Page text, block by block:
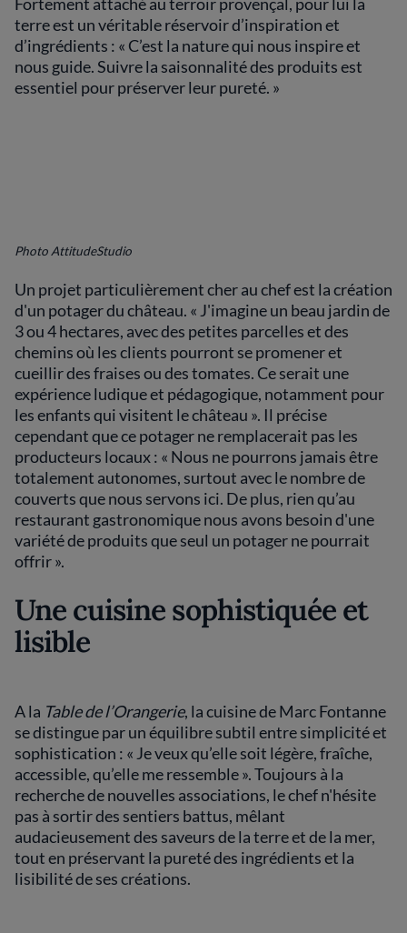
terre est un véritable réservoir d’inspiration et
d’ingrédients : « C’est la nature qui nous inspire et
nous guide. Suivre la saisonnalité des produits est
essentiel pour préserver leur pureté. »
Photo AttitudeStudio
Un projet particulièrement cher au chef est la création
d'un potager du château. « J'imagine un beau jardin de
3 ou 4 hectares, avec des petites parcelles et des
chemins où les clients pourront se promener et
cueillir des fraises ou des tomates. Ce serait une
expérience ludique et pédagogique, notamment pour
les enfants qui visitent le château ». Il précise
cependant que ce potager ne remplacerait pas les
producteurs locaux : « Nous ne pourrons jamais être
totalement autonomes, surtout avec le nombre de
couverts que nous servons ici. De plus, rien qu’au
restaurant gastronomique nous avons besoin d'une
variété de produits que seul un potager ne pourrait
offrir ».
Une cuisine sophistiquée et
lisible
A la Table de l’Orangerie, la cuisine de Marc Fontanne
se distingue par un équilibre subtil entre simplicité et
sophistication : « Je veux qu’elle soit légère, fraîche,
accessible, qu’elle me ressemble ». Toujours à la
recherche de nouvelles associations, le chef n'hésite
pas à sortir des sentiers battus, mêlant
audacieusement des saveurs de la terre et de la mer,
tout en préservant la pureté des ingrédients et la
lisibilité de ses créations.